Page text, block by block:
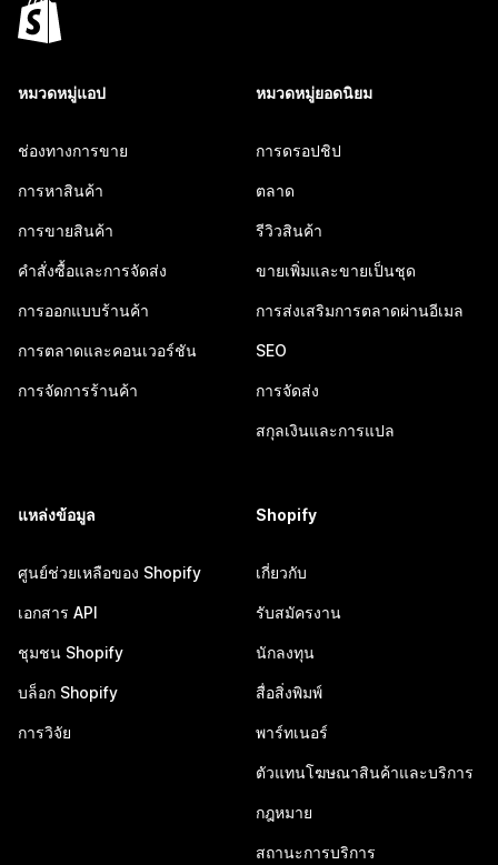
หมวดหมู่แอป
ช่องทางการขาย
การหาสินค้า
การขายสินค้า
คำสั่งซื้อและการจัดส่ง
การออกแบบร้านค้า
การตลาดและคอนเวอร์ชัน
การจัดการร้านค้า
หมวดหมู่ยอดนิยม
การดรอปชิป
ตลาด
รีวิวสินค้า
ขายเพิ่มและขายเป็นชุด
การส่งเสริมการตลาดผ่านอีเมล
SEO
การจัดส่ง
สกุลเงินและการแปล
แหล่งข้อมูล
ศูนย์ช่วยเหลือของ Shopify
เอกสาร API
ชุมชน Shopify
บล็อก Shopify
การวิจัย
Shopify
เกี่ยวกับ
รับสมัครงาน
นักลงทุน
สื่อสิ่งพิมพ์
พาร์ทเนอร์
ตัวแทนโฆษณาสินค้าและบริการ
กฎหมาย
สถานะการบริการ